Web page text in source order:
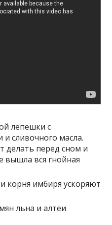
лепешки с
сливочного масла.
делать перед сном и
вышла вся гнойная
корня имбиря ускоряют
льна и алтеи